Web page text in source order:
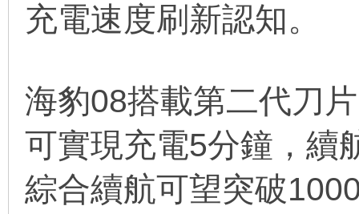
充電速度刷新認知。
海豹08搭載第二代刀
可實現充電5分鐘，續
綜合續航可望突破